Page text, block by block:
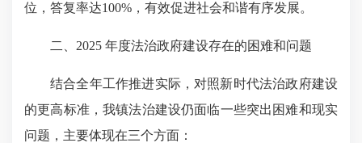
位，答复率达100%，有效促进社会和谐有序发展。
二、2025 年度法治政府建设存在的困难和问题
结合全年工作推进实际，对照新时代法治政府建设
的更高标准，我镇法治建设仍面临一些突出困难和现实
问题，主要体现在三个方面：